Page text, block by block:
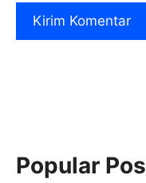
Popular Pos